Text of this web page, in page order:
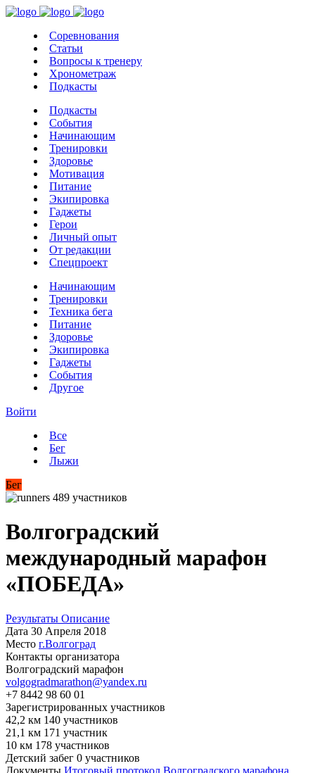
Соревнования
Статьи
Вопросы к тренеру
Хронометраж
Подкасты
Подкасты
События
Начинающим
Тренировки
Здоровье
Мотивация
Питание
Экипировка
Гаджеты
Герои
Личный опыт
От редакции
Спецпроект
Начинающим
Тренировки
Техника бега
Питание
Здоровье
Экипировка
Гаджеты
События
Другое
Войти
Все
Бег
Лыжи
Бег
489 участников
Волгоградский
международный марафон
«ПОБЕДА»
Результаты Описание
Дата 30 Апреля 2018
Место г.Волгоград
Контакты организатора
Волгоградский марафон
volgogradmarathon@yandex.ru
+7 8442 98 60 01
Зарегистрированных участников
42,2 км 140 участников
21,1 км 171 участник
10 км 178 участников
Детский забег 0 участников
Документы Итоговый протокол Волгоградского марафона